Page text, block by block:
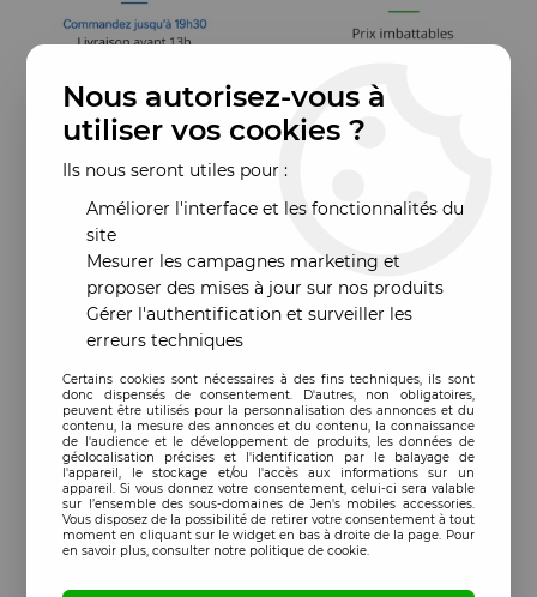
Nous autorisez-vous à
utiliser vos cookies ?
Ils nous seront utiles pour :
Améliorer l'interface et les fonctionnalités du
site
Mesurer les campagnes marketing et
proposer des mises à jour sur nos produits
Gérer l'authentification et surveiller les
erreurs techniques
Certains cookies sont nécessaires à des fins techniques, ils sont
donc dispensés de consentement. D'autres, non obligatoires,
peuvent être utilisés pour la personnalisation des annonces et du
contenu, la mesure des annonces et du contenu, la connaissance
de l'audience et le développement de produits, les données de
géolocalisation précises et l'identification par le balayage de
l'appareil, le stockage et/ou l'accès aux informations sur un
appareil. Si vous donnez votre consentement, celui-ci sera valable
sur l’ensemble des sous-domaines de Jen's mobiles accessories.
Vous disposez de la possibilité de retirer votre consentement à tout
moment en cliquant sur le widget en bas à droite de la page. Pour
en savoir plus, consulter notre politique de cookie.